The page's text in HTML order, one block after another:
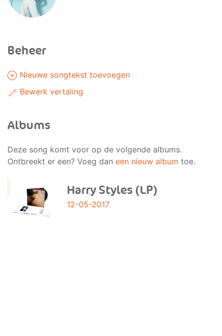
Beheer
Nieuwe songtekst toevoegen
Bewerk vertaling
Albums
Deze song komt voor op de volgende albums.
Ontbreekt er een? Voeg dan een nieuw album toe.
Harry Styles (LP)
12-05-2017